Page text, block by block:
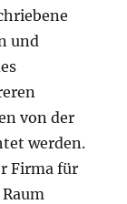
und
von der
werden.
Firma für